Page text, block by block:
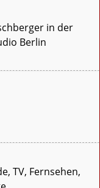
in der
Berlin
TV, Fernsehen,